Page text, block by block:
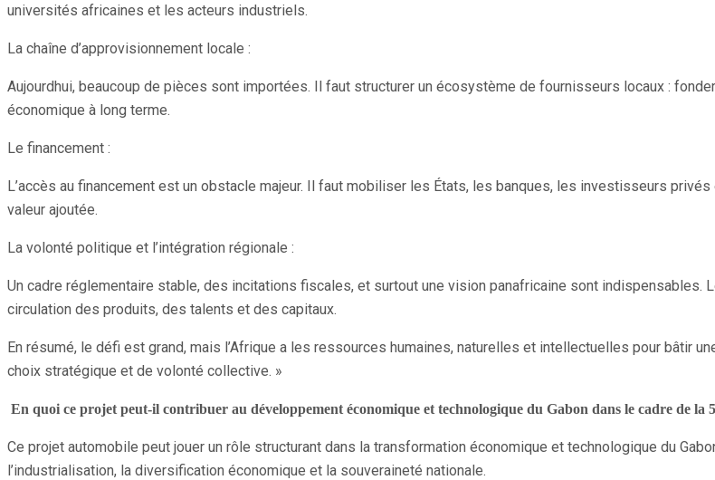
universités africaines et les acteurs industriels.
La chaîne d’approvisionnement locale :
Aujourdhui, beaucoup de pièces sont importées. Il faut structurer un écosystème de fournisseurs locaux :
économique à long terme.
Le financement :
L’accès au financement est un obstacle majeur. Il faut mobiliser les États, les banques, les investisseurs
valeur ajoutée.
La volonté politique et l’intégration régionale :
Un cadre réglementaire stable, des incitations fiscales, et surtout une vision panafricaine sont indispensables.
circulation des produits, des talents et des capitaux.
En résumé, le défi est grand, mais l’Afrique a les ressources humaines, naturelles et intellectuelles pour bâtir
choix stratégique et de volonté collective. »
En quoi ce projet peut-il contribuer au développement économique et technologique du Gabon dans le cadre de la
Ce projet automobile peut jouer un rôle structurant dans la transformation économique et technologique du
l’industrialisation, la diversification économique et la souveraineté nationale.